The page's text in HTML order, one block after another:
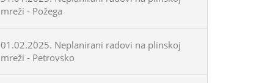
mreži - Požega
01.02.2025. Neplanirani radovi na plinskoj
mreži - Petrovsko